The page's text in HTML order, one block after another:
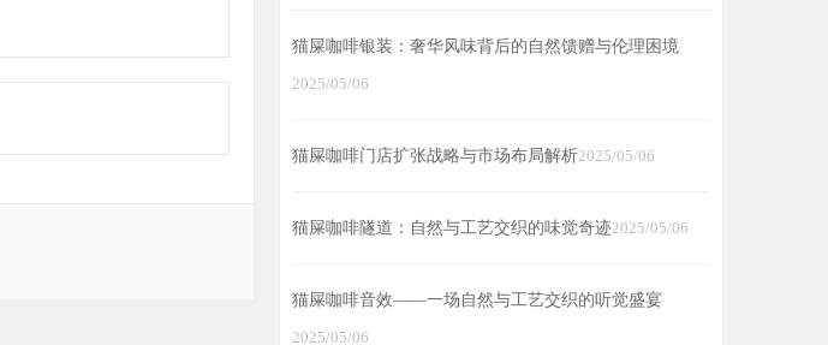
猫屎咖啡银装：奢华风味背后的自然馈赠与伦理困境
2025/05/06
猫屎咖啡门店扩张战略与市场布局解析2025/05/06
猫屎咖啡隧道：自然与工艺交织的味觉奇迹2025/05/06
猫屎咖啡音效——一场自然与工艺交织的听觉盛宴
2025/05/06